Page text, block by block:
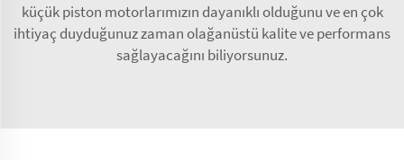
küçük piston motorlarımızın dayanıklı olduğunu ve en çok
ihtiyaç duyduğunuz zaman olağanüstü kalite ve performans
sağlayacağını biliyorsunuz.